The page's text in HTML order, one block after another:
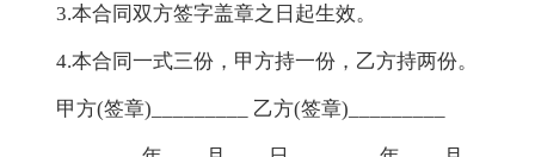
3.本合同双方签字盖章之日起生效。
4.本合同一式三份，甲方持一份，乙方持两份。
甲方(签章)_________ 乙方(签章)_________